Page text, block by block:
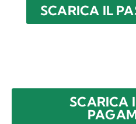
SCARICA IL
SCARICA